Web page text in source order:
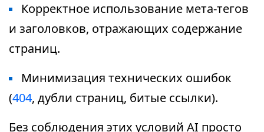
Корректное использование мета-тегов
и заголовков, отражающих содержание
страниц.
Минимизация технических ошибок
(404, дубли страниц, битые ссылки).
Без соблюдения этих условий AI просто